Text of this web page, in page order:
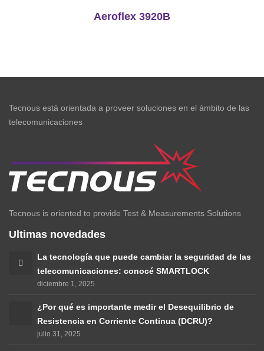
Aeroflex 3920B
Tecnous está orientada a proveer soluciones en el ámbito de las
telecomunicaciones
Tecnous is oriented to provide Test & Measurements Solutions
Ultimas novedades
La tecnología que puede cambiar la seguridad de las
telecomunicaciones: conocé SMARTLOCK
diciembre 1, 2025
¿Por qué es importante medir el Desequilibrio de
Resistencia en Corriente Continua (DCRU)?
julio 31, 2025